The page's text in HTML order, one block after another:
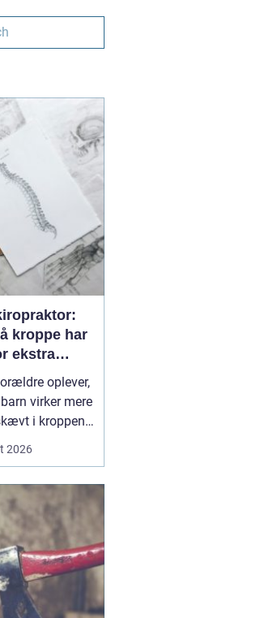
kroppe har
ekstra
oplever,
virker mere
i kroppen
er en klar
være en
En kiropraktor
erfaring i...
2026